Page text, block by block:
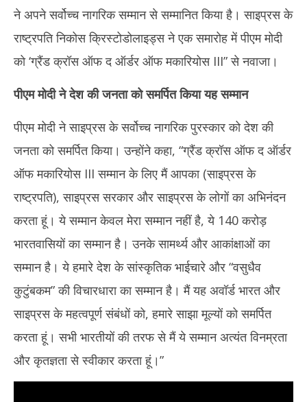
NOW VIEWING
पीएम मोदी साइप्रस के सर्वोच्च नागरिक सम्मान ‘ग्रैंड क्रॉस ऑफ द ऑर्डर ऑफ
June
16,
ने अपने सर्वोच्च नागरिक सम्मान से सम्मानित किया है। साइप्रस के
राष्ट्रपति निकोस क्रिस्टोडोलाइड्स ने एक समारोह में पीएम मोदी
को ‘ग्रैंड क्रॉस ऑफ द ऑर्डर ऑफ मकारियोस III” से नवाजा।
पीएम मोदी ने देश की जनता को समर्पित किया यह सम्मान
पीएम मोदी ने साइप्रस के सर्वोच्च नागरिक पुरस्कार को देश की
जनता को समर्पित किया। उन्होंने कहा, “ग्रैंड क्रॉस ऑफ द ऑर्डर
ऑफ मकारियोस III सम्मान के लिए मैं आपका (साइप्रस के
राष्ट्रपति), साइप्रस सरकार और साइप्रस के लोगों का अभिनंदन
करता हूं। ये सम्मान केवल मेरा सम्मान नहीं है, ये 140 करोड़
भारतवासियों का सम्मान है। उनके सामर्थ्य और आकांक्षाओं का
सम्मान है। ये हमारे देश के सांस्कृतिक भाईचारे और “वसुधैव
कुटुंबकम” की विचारधारा का सम्मान है। मैं यह अवॉर्ड भारत और
साइप्रस के महत्वपूर्ण संबंधों को, हमारे साझा मूल्यों को समर्पित
करता हूं। सभी भारतीयों की तरफ से मैं ये सम्मान अत्यंत विनम्रता
और कृतज्ञता से स्वीकार करता हूं।”